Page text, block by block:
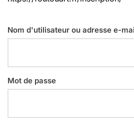
Nom d'utilisateur ou adresse e-
Mot de passe